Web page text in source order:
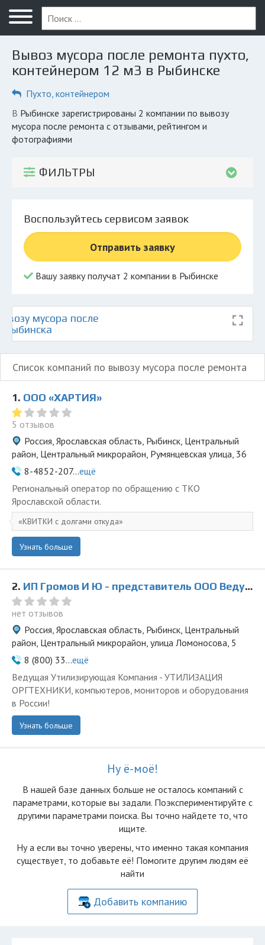
Меню
Главная
Вопрос юристу
Компании
КОМПАНИЯМ
© 2026 Все права защищены
Вывоз мусора после ремонта пухто,
контейнером 12 м3 в Рыбинске
Пухто, контейнером
в Рыбинске зарегистрированы 2 компании по вывозу
мусора после ремонта с отзывами, рейтингом и
фотографиями
ФИЛЬТРЫ
Воспользуйтесь сервисом заявок
Отправить заявку
Вашу заявку получат 2 компании в Рыбинске
мусора после
Рыбинска
Список компаний по вывозу мусора после ремонта
1. ООО «ХАРТИЯ»
5 отзывов
Россия, Ярославская область, Рыбинск, Центральный
район, Центральный микрорайон, Румянцевская улица, 36
8-4852-207...ещё
Региональный оператор по обращению с ТКО
Ярославской области.
КВИТКИ с долгами откуда
Узнать больше
2. ИП Громов И Ю - представитель ООО Ведущая Утилизирующая Компания
нет отзывов
Россия, Ярославская область, Рыбинск, Центральный
район, Центральный микрорайон, улица Ломоносова, 5
8 (800) 33...ещё
Ведущая Утилизирующая Компания - УТИЛИЗАЦИЯ
ОРГТЕХНИКИ, компьютеров, мониторов и оборудования
в России!
Узнать больше
Ну ё-моё!
В нашей базе данных больше не осталоcь компаний с
параметрами, которые вы задали. Поэкспериментируйте с
другими параметрами поиска. Вы точно найдете то, что
ищите.
Ну а если вы точно уверены, что именно такая компания
существует, то добавьте её! Помогите другим людям её
найти
Добавить компанию